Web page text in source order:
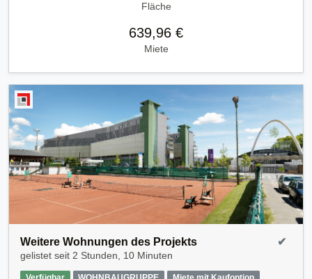
Fläche
639,96 €
Miete
Weitere Wohnungen des Projekts
gelistet seit 2 Stunden, 10 Minuten
✔